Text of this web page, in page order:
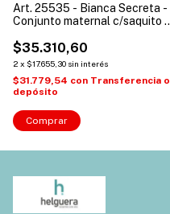
Art. 25535 - Bianca Secreta -
Conjunto maternal c/saquito (
$35.310,60
2 x $17.655,30 sin interés
$31.779,54 con Transferencia o
depósito
Comprar